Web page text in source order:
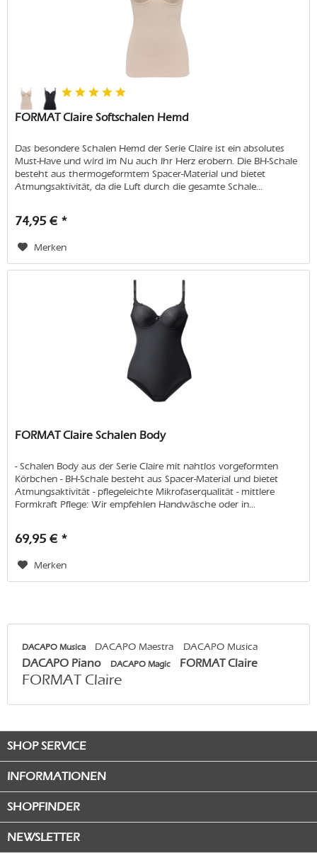
FORMAT Claire Softschalen Hemd
Das besondere Schalen Hemd der Serie Claire ist ein absolutes
Must-Have und wird im Nu auch Ihr Herz erobern. Die BH-Schale
besteht aus thermogeformtem Spacer-Material und bietet
Atmungsaktivität, da die Luft durch die gesamte Schale...
74,95 € *
Merken
FORMAT Claire Schalen Body
- Schalen Body aus der Serie Claire mit nahtlos vorgeformten
Körbchen - BH-Schale besteht aus Spacer-Material und bietet
Atmungsaktivität - pflegeleichte Mikrofaserqualität - mittlere
Formkraft Pflege: Wir empfehlen Handwäsche oder in...
69,95 € *
Merken
DACAPO Musica DACAPO Maestra DACAPO Musica
DACAPO Piano DACAPO Magic FORMAT Claire
FORMAT Claire
SHOP SERVICE
INFORMATIONEN
SHOPFINDER
NEWSLETTER